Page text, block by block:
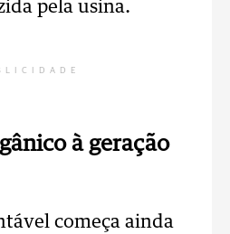
pela usina.
à geração
começa ainda